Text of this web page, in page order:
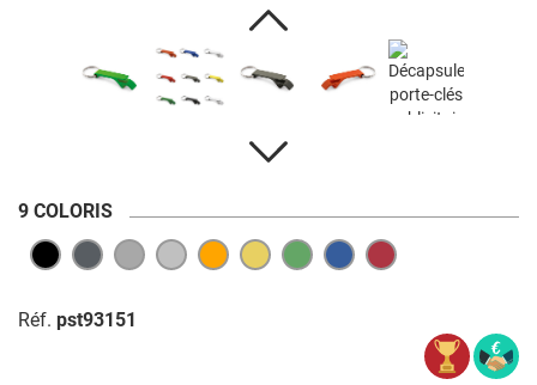
9 COLORIS
Réf. pst93151